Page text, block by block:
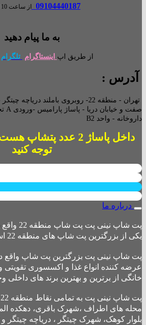
09104440187 از ساعت 10 الی 21
به ما پیام دهید
از طریق اپ اینستاگرام تلگرام
آدرس :
تهران - منطقه 22- روبروی باملند
صفت و خیابان دریا - پاساژ پارامیس -ورودی A تجاری -
داروخانه - واحد B2
داخل پاساژ 2 عدد
توجه کنید
درباره ما
پت شاپ
یکی از بزرگترین پت شاپ های منطقه 22 است
پت شاپ نینی پت بزرگترین پت شاپ واقع
عرضه کننده انواع غذا و اکسسوری تقویتی
خانگی از برترین و بهترین برند های
محله های اطراف ،شهرک باقری، دهکده
بلوار کوهک، شهرک چیتگر ، دریاچه چیتگر